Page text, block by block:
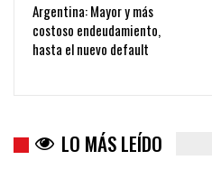
Argentina: Mayor y más
costoso endeudamiento,
hasta el nuevo default
LO MÁS LEÍDO